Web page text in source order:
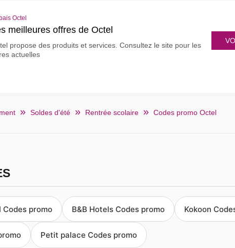
Octel
meilleures offres de Octel
propose des produits et services. Consultez le site pour les
actuelles
Soldes d'été Rentrée scolaire Codes promo Octel
Codes promo B&B Hotels Codes promo Kokoon
Petit palace Codes promo